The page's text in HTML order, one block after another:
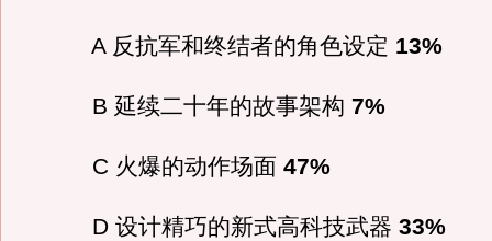
A 反抗军和终结者的角色设定 13%
B 延续二十年的故事架构 7%
C 火爆的动作场面 47%
D 设计精巧的新式高科技武器 33%